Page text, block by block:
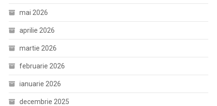
mai 2026
aprilie 2026
martie 2026
februarie 2026
ianuarie 2026
decembrie 2025